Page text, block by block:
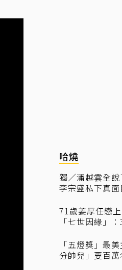
哈燒
獨／潘越雲全
李宗盛私下真面
71歲姜厚任戀
「七世因緣」
「五燈獎」最
分帥兒」要百